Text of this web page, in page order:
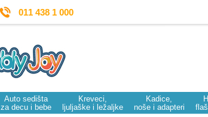
011 438 1 000
Auto sedišta
za decu i bebe
Kreveci,
ljuljaške i ležaljke
Kadice,
noše i adapteri